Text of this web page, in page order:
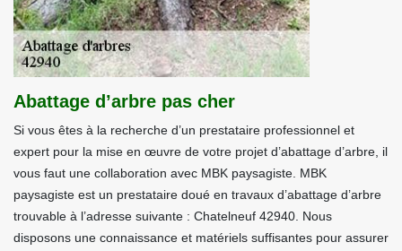
Abattage d’arbre pas cher
Si vous êtes à la recherche d’un prestataire professionnel et
expert pour la mise en œuvre de votre projet d’abattage d’arbre, il
vous faut une collaboration avec MBK paysagiste. MBK
paysagiste est un prestataire doué en travaux d’abattage d’arbre
trouvable à l’adresse suivante : Chatelneuf 42940. Nous
disposons une connaissance et matériels suffisantes pour assurer